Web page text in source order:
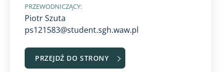
PRZEWODNICZĄCY:
Piotr Szuta
ps121583@student.sgh.waw.pl
PRZEJDŹ DO STRONY